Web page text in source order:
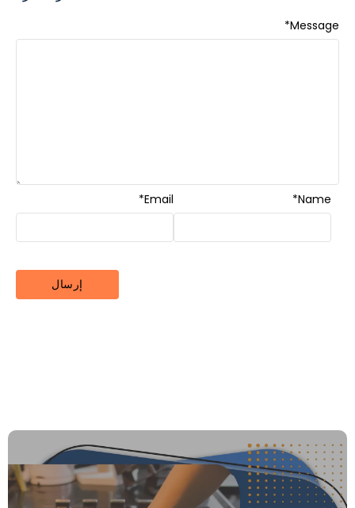
Message
*
Name
*
Email
*